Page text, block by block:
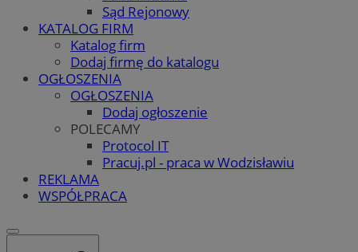
Sąd Rejonowy
KATALOG FIRM
Katalog firm
Dodaj firmę do katalogu
OGŁOSZENIA
OGŁOSZENIA
Dodaj ogłoszenie
POLECAMY
Protocol IT
Pracuj.pl - praca w Wodzisławiu
REKLAMA
WSPÓŁPRACA